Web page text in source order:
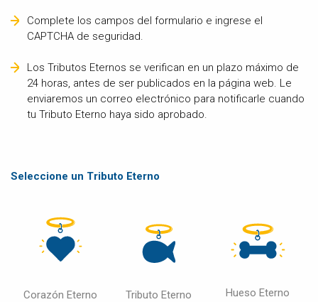
Complete los campos del formulario e ingrese el
CAPTCHA de seguridad.
Los Tributos Eternos se verifican en un plazo máximo de
24 horas, antes de ser publicados en la página web. Le
enviaremos un correo electrónico para notificarle cuando
tu Tributo Eterno haya sido aprobado.
Seleccione un Tributo Eterno
Corazón Eterno Tributo Eterno Hueso Eterno